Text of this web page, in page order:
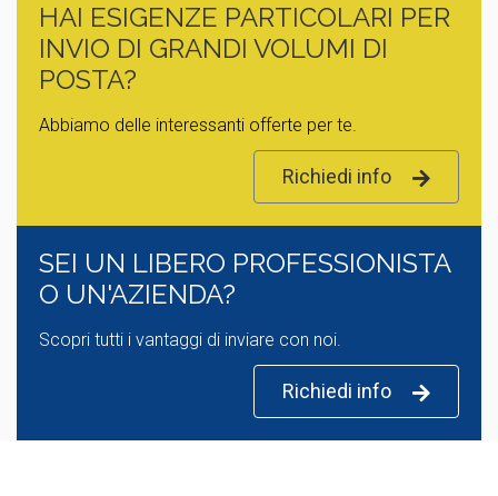
HAI ESIGENZE PARTICOLARI PER
INVIO DI GRANDI VOLUMI DI
POSTA?
Abbiamo delle interessanti offerte per te.
Richiedi info
SEI UN LIBERO PROFESSIONISTA
O UN'AZIENDA?
Scopri tutti i vantaggi di inviare con noi.
Richiedi info